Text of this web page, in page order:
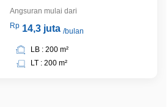
Angsuran mulai dari
Rp 14,3 juta /bulan
LB : 200 m²
LT : 200 m²